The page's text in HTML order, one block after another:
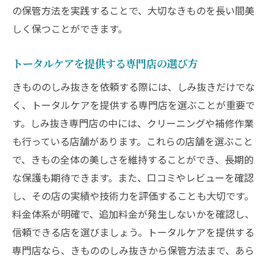
の保管方法を実践することで、大切なきものを長い間美
しく保つことができます。
トータルケアを提供する専門店の選び方
きもののしみ抜きを依頼する際には、しみ抜きだけでな
く、トータルケアを提供する専門店を選ぶことが重要で
す。しみ抜き専門店の中には、クリーニングや補修作業
も行っている店舗があります。これらの店舗を選ぶこと
で、きもの全体の美しさを維持することができ、長期的
な保護も期待できます。また、口コミやレビューを確認
し、その店の実績や技術力を評価することも大切です。
料金体系が明確で、追加料金が発生しないかを確認し、
信頼できる店を選びましょう。トータルケアを提供する
専門店なら、きもののしみ抜きから保管方法まで、あら